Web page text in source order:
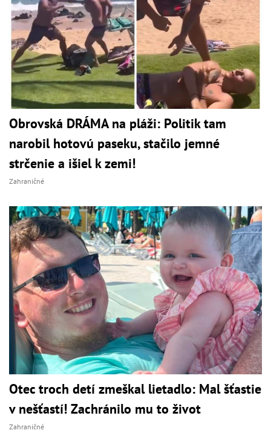
Obrovská DRÁMA na pláži: Politik tam
narobil hotovú paseku, stačilo jemné
strčenie a išiel k zemi!
Zahraničné
Otec troch detí zmeškal lietadlo: Mal šťastie
v nešťastí! Zachránilo mu to život
Zahraničné